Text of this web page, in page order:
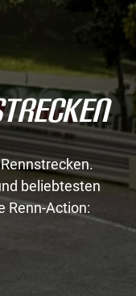
beliebtesten
Renn-Action: